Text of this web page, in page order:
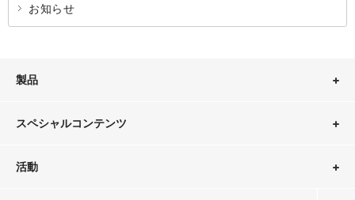
お知らせ
製品
スペシャルコンテンツ
活動